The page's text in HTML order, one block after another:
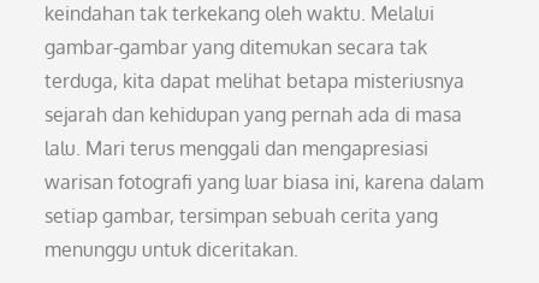
keindahan tak terkekang oleh waktu. Melalui
gambar-gambar yang ditemukan secara tak
terduga, kita dapat melihat betapa misteriusnya
sejarah dan kehidupan yang pernah ada di masa
lalu. Mari terus menggali dan mengapresiasi
warisan fotografi yang luar biasa ini, karena dalam
setiap gambar, tersimpan sebuah cerita yang
menunggu untuk diceritakan.